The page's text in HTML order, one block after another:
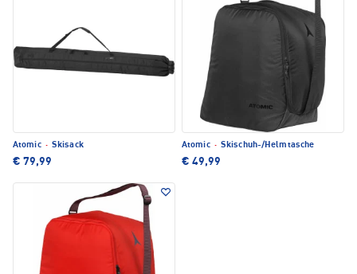
Atomic · Skisack
€ 79,99
Atomic · Skischuh-/Helmtasche
€ 49,99